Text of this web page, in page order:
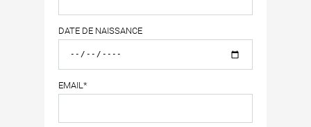
DATE DE NAISSANCE
EMAIL*